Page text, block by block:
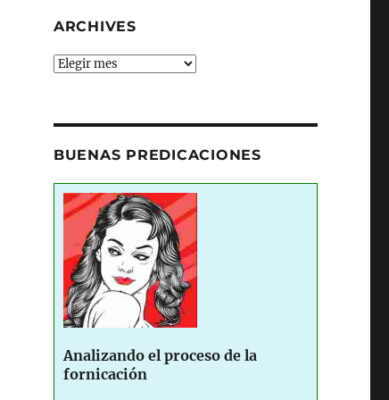
ARCHIVES
Archives
BUENAS PREDICACIONES
Analizando el proceso de la
fornicación